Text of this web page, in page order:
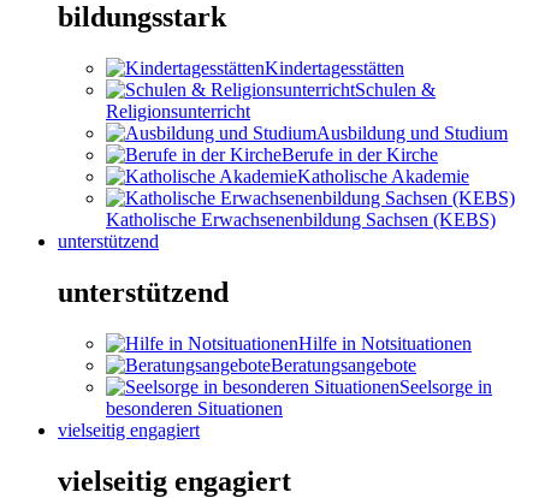
bildungsstark
Kindertagesstätten
Schulen &
Religionsunterricht
Ausbildung und Studium
Berufe in der Kirche
Katholische Akademie
Katholische Erwachsenenbildung Sachsen (KEBS)
unterstützend
unterstützend
Hilfe in Notsituationen
Beratungsangebote
Seelsorge in
besonderen Situationen
vielseitig engagiert
vielseitig engagiert